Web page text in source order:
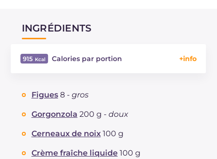
INGRÉDIENTS
915 Calories par portion
Dont sucres
Protéine
dont acides gras saturés
Fibre
Figues 8 - gros
Gorgonzola 200 g - doux
Cerneaux de noix 100 g
Crème fraîche liquide 100 g